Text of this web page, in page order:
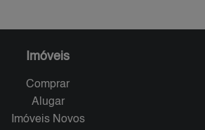
Imóveis
Comprar
Alugar
Imóveis Novos